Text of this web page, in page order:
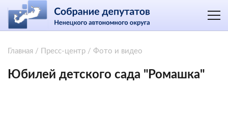
Главная / Пресс-центр / Фото и видео
Юбилей детского сада "Ромашка"